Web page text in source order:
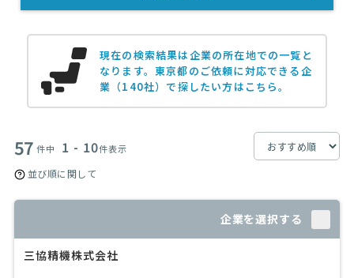
現在の検索結果は企業の所在地での一覧と
なります。東京都のご依頼に対応できる企
業（140社）で探したい方はこちら。
57 件中 1 - 10件表示
並び順に関して
企業を選択する
三協精機株式会社